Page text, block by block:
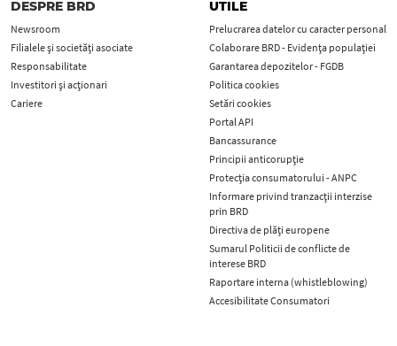
DESPRE BRD
Newsroom
Filialele și societăți asociate
Responsabilitate
Investitori și acționari
Cariere
UTILE
Prelucrarea datelor cu caracter personal
Colaborare BRD - Evidența populației
Garantarea depozitelor - FGDB
Politica cookies
Setări cookies
Portal API
Bancassurance
Principii anticorupţie
Protecţia consumatorului - ANPC
Informare privind tranzacții interzise
prin BRD
Directiva de plăți europene
Sumarul Politicii de conflicte de
interese BRD
Raportare interna (whistleblowing)
Accesibilitate Consumatori